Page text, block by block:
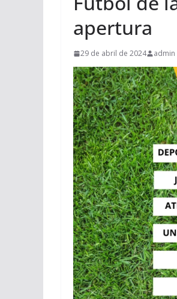
apertura
29 de abril de 2024 admin